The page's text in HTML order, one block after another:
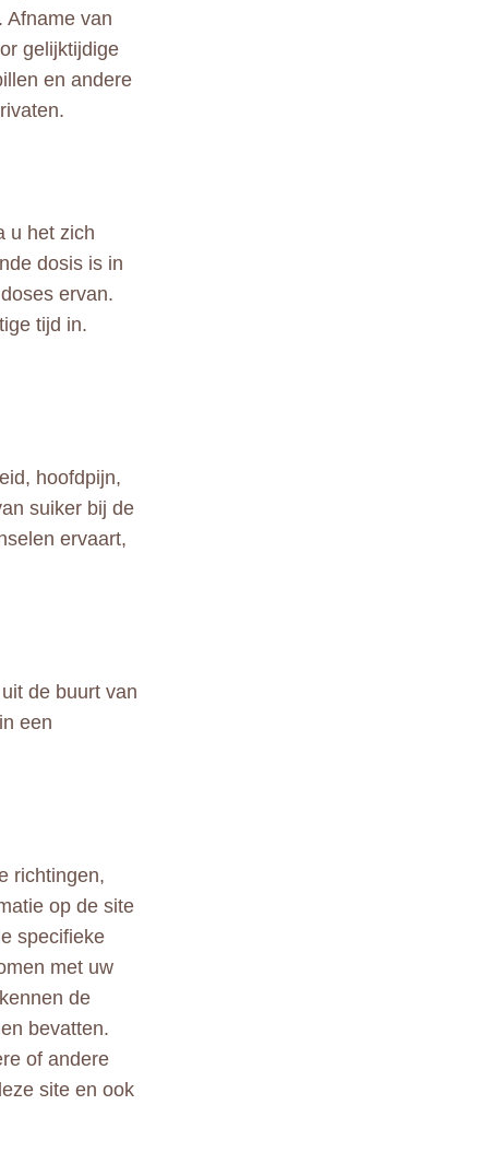
Afname van
gelijktijdige
en andere
u het zich
dosis is in
ervan.
tijd in.
hoofdpijn,
suiker bij de
ervaart,
de buurt van
een
richtingen,
op de site
specifieke
met uw
de
bevatten.
of andere
site en ook